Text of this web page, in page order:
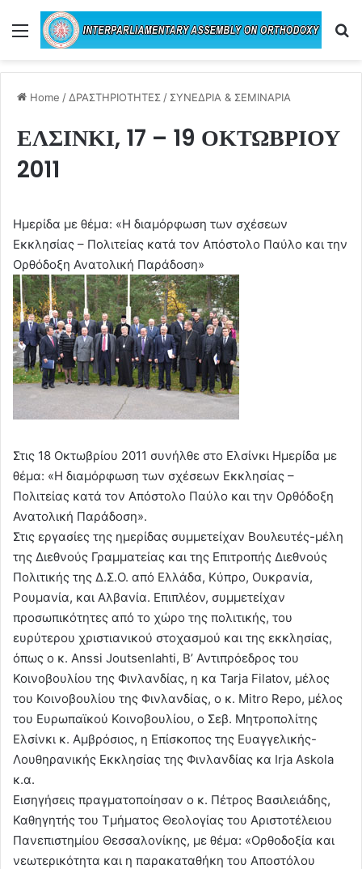
Menu
Home / ΔΡΑΣΤΗΡΙΟΤΗΤΕΣ / ΣΥΝΕΔΡΙΑ & ΣΕΜΙΝΑΡΙΑ
ΕΛΣΙΝΚΙ, 17 – 19 ΟΚΤΩΒΡΙΟΥ
2011
Ημερίδα με θέμα: «Η διαμόρφωση των σχέσεων
Εκκλησίας – Πολιτείας κατά τον Απόστολο Παύλο και την
Ορθόδοξη Ανατολική Παράδοση»
Στις 18 Οκτωβρίου 2011 συνήλθε στο Ελσίνκι Ημερίδα με
θέμα: «Η διαμόρφωση των σχέσεων Εκκλησίας –
Πολιτείας κατά τον Απόστολο Παύλο και την Ορθόδοξη
Ανατολική Παράδοση».
Στις εργασίες της ημερίδας συμμετείχαν Βουλευτές-μέλη
της Διεθνούς Γραμματείας και της Επιτροπής Διεθνούς
Πολιτικής της Δ.Σ.Ο. από Ελλάδα, Κύπρο, Ουκρανία,
Ρουμανία, και Αλβανία. Επιπλέον, συμμετείχαν
προσωπικότητες από το χώρο της πολιτικής, του
ευρύτερου χριστιανικού στοχασμού και της εκκλησίας,
όπως ο κ. Anssi Joutsenlahti, Β’ Αντιπρόεδρος του
Κοινοβουλίου της Φινλανδίας, η κα Tarja Filatov, μέλος
του Κοινοβουλίου της Φινλανδίας, ο κ. Mitro Repo, μέλος
του Ευρωπαϊκού Κοινοβουλίου, ο Σεβ. Μητροπολίτης
Ελσίνκι κ. Αμβρόσιος, η Επίσκοπος της Ευαγγελικής-
Λουθηρανικής Εκκλησίας της Φινλανδίας κα Irja Askola
κ.α.
Εισηγήσεις πραγματοποίησαν ο κ. Πέτρος Βασιλειάδης,
Καθηγητής του Τμήματος Θεολογίας του Αριστοτέλειου
Πανεπιστημίου Θεσσαλονίκης, με θέμα: «Ορθοδοξία και
νεωτερικότητα και η παρακαταθήκη του Αποστόλου